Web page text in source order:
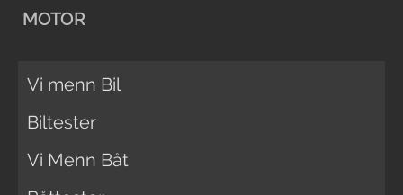
MOTOR
Vi menn Bil
Biltester
Vi Menn Båt